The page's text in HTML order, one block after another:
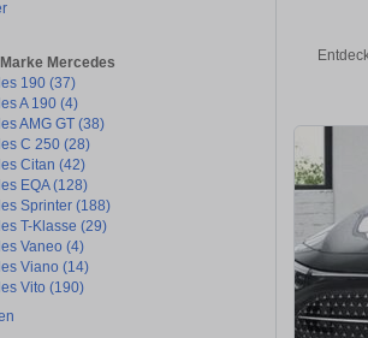
Mercedes
190 (37)
A 190 (4)
AMG GT (38)
C 250 (28)
Citan (42)
EQA (128)
Sprinter (188)
T-Klasse (29)
Vaneo (4)
Viano (14)
Vito (190)